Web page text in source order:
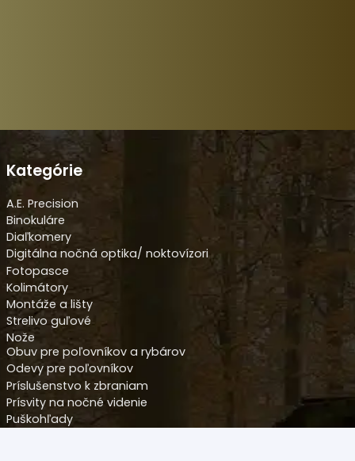
Kategórie
A.E. Precision
Binokuláre
Diaľkomery
Digitálna nočná optika/ noktovízori
Fotopasce
Kolimátory
Montáže a lišty
Strelivo guľové
Nože
Obuv pre poľovníkov a rybárov
Odevy pre poľovníkov
Príslušenstvo k zbraniam
Prísvity na nočné videnie
Puškohľady